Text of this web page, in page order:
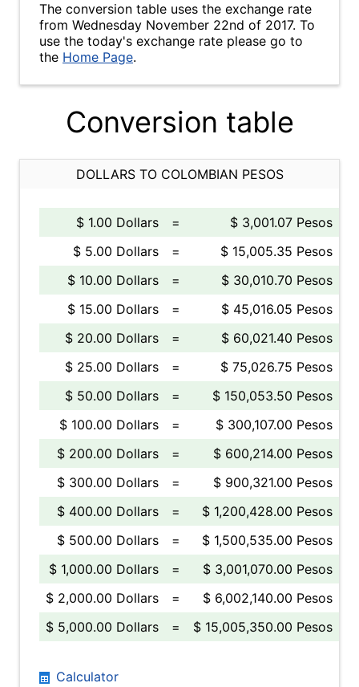
The conversion table uses the exchange rate
from Wednesday November 22nd of 2017. To
use the today's exchange rate please go to
the Home Page.
Conversion table
DOLLARS TO COLOMBIAN PESOS
$ 1.00 Dollars =
$ 3,001.07 Pesos
$ 5.00 Dollars
=
$ 15,005.35 Pesos
$ 10.00 Dollars
=
$ 30,010.70 Pesos
$ 15.00 Dollars
=
$ 45,016.05 Pesos
$ 20.00 Dollars
=
$ 60,021.40 Pesos
$ 25.00 Dollars
=
$ 75,026.75 Pesos
$ 50.00 Dollars
=
$ 150,053.50 Pesos
$ 100.00 Dollars
=
$ 300,107.00 Pesos
$ 200.00 Dollars
=
$ 600,214.00 Pesos
$ 300.00 Dollars
=
$ 900,321.00 Pesos
$ 400.00 Dollars
=
$ 1,200,428.00 Pesos
$ 500.00 Dollars
=
$ 1,500,535.00 Pesos
$ 1,000.00 Dollars
=
$ 3,001,070.00 Pesos
$ 2,000.00 Dollars
=
$ 6,002,140.00 Pesos
$ 5,000.00 Dollars
= $ 15,005,350.00 Pesos
Calculator